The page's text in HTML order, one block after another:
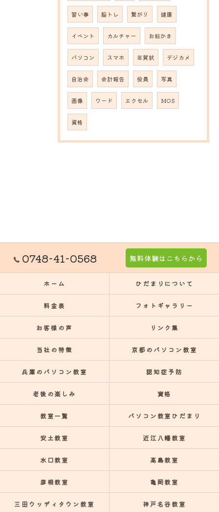
習い事 脳トレ 繋がり 健康
イベント カルチャー お絵かき
パソコン スマホ 年賀状 デジカメ
自治会 会計報告 役員 写真
画像 ワード エクセル MOS
資格
0748-41-0568 無料体験はこちらから
ホーム ひだまりについて
料金表 フォトギャラリー
お客様の声 リンク集
当社の特徴 京都のパソコン教室
兵庫のパソコン教室 認知症予防
老後の楽しみ 資格
教室一覧 パソコン教室ひだまり
安土教室 近江八幡教室
水口教室 高島教室
彦根教室 亀岡教室
三田ウッディタウン教室 神戸名谷教室